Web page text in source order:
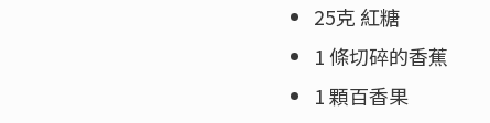
25克 紅糖
1 條切碎的香蕉
1 顆百香果